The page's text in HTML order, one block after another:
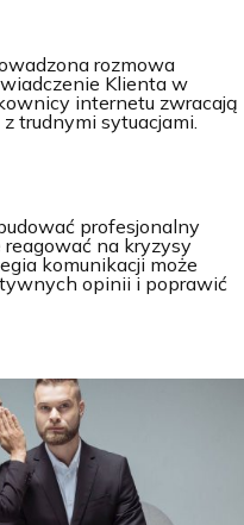
rozmowa
Klienta w
internetu zwracają
trudnymi sytuacjami.
profesjonalny
na kryzysy
komunikacji może
opinii i poprawić